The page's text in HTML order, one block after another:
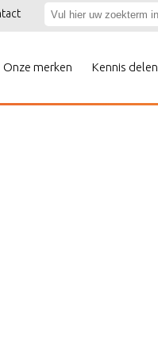
Onze merken Kennis delen